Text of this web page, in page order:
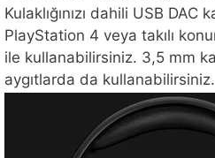
Kulaklığınızı dahili USB
PlayStation 4 veya takılı
ile kullanabilirsiniz. 3,5 mm
aygıtlarda da kullanabilirsiniz.